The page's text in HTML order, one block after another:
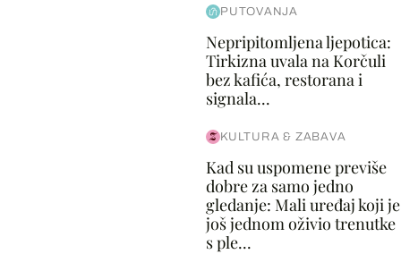
PUTOVANJA
Nepripitomljena ljepotica:
Tirkizna uvala na Korčuli
bez kafića, restorana i
signala...
KULTURA & ZABAVA
Kad su uspomene previše
dobre za samo jedno
gledanje: Mali uređaj koji je
još jednom oživio trenutke
s ple...